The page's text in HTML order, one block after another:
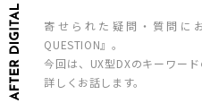
寄せられた疑問・質問にお
QUESTION』。
今回は、UX型DXのキーワー
詳しくお話します。